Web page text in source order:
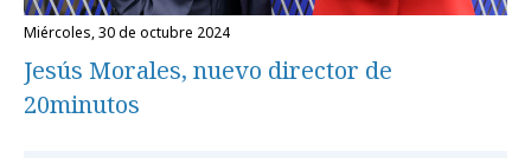
miércoles, 30 de octubre 2024
Jesús Morales, nuevo director de
20minutos